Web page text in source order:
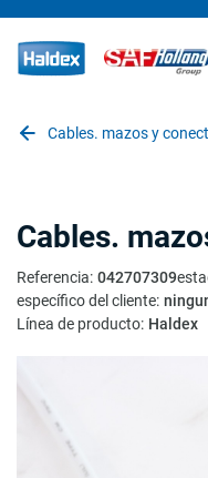
Cables. mazos y
Cables.
Referencia: 042707309
específico del cliente:
Línea de producto: Haldex